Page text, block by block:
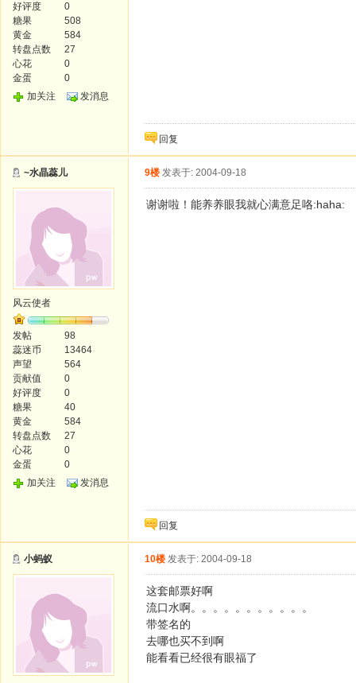
好评度
0
糖果
508
黄金
584
转盘点数
27
心花
0
金蛋
0
加关注
发消息
回复
~水晶蕊儿
风云使者
发帖
98
蕊迷币
13464
声望
564
贡献值
0
好评度
0
糖果
40
黄金
584
转盘点数
27
心花
0
金蛋
0
加关注
发消息
9楼 发表于: 2004-09-18
谢谢啦！能养养眼我就心满意足咯:haha:
回复
小蚂蚁 10楼 发表于: 2004-09-18
这套邮票好啊
流口水啊。。。。。。。。。。。
带签名的
去哪也买不到啊
能看看已经很有眼福了